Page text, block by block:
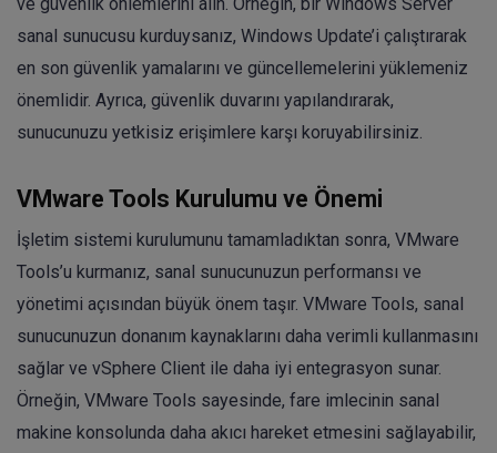
sanal sunucusu kurduysanız, Windows Update’i çalıştırarak
en son güvenlik yamalarını ve güncellemelerini yüklemeniz
önemlidir. Ayrıca, güvenlik duvarını yapılandırarak,
sunucunuzu yetkisiz erişimlere karşı koruyabilirsiniz.
VMware Tools Kurulumu ve Önemi
İşletim sistemi kurulumunu tamamladıktan sonra, VMware
Tools’u kurmanız, sanal sunucunuzun performansı ve
yönetimi açısından büyük önem taşır. VMware Tools, sanal
sunucunuzun donanım kaynaklarını daha verimli kullanmasını
sağlar ve vSphere Client ile daha iyi entegrasyon sunar.
Örneğin, VMware Tools sayesinde, fare imlecinin sanal
makine konsolunda daha akıcı hareket etmesini sağlayabilir,